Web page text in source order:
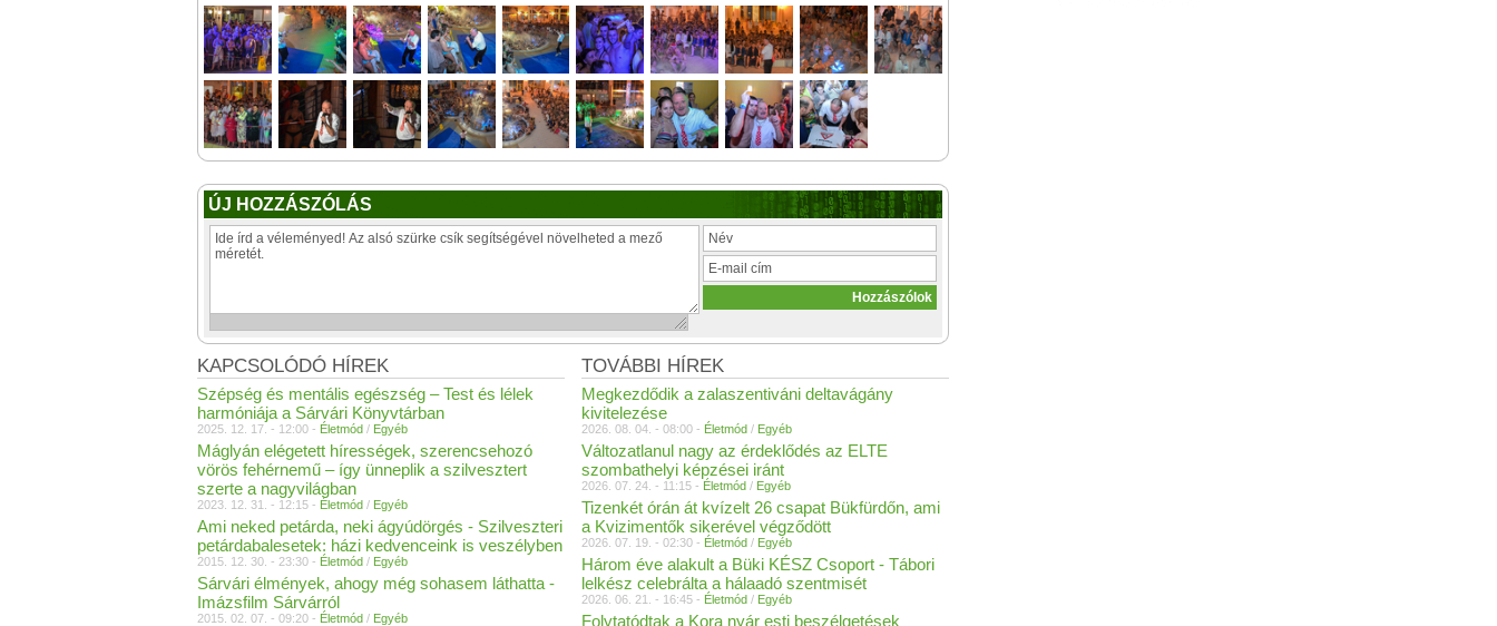
ÚJ HOZZÁSZÓLÁS
TOVÁBBI HÍREK
Megkezdődik a zalaszentiváni deltavágány
kivitelezése
2026. 08. 04. - 08:00 - Életmód / Egyéb
Változatlanul nagy az érdeklődés az ELTE
szombathelyi képzései iránt
2026. 07. 24. - 11:15 - Életmód / Egyéb
Tizenkét órán át kvízelt 26 csapat Bükfürdőn, ami
a Kvizimentők sikerével végződött
2026. 07. 19. - 02:30 - Életmód / Egyéb
Három éve alakult a Büki KÉSZ Csoport - Tábori
lelkész celebrálta a hálaadó szentmisét
2026. 06. 21. - 16:45 - Életmód / Egyéb
Folytatódtak a Kora nyár esti beszélgetések
KAPCSOLÓDÓ HÍREK
Szépség és mentális egészség – Test és lélek
harmóniája a Sárvári Könyvtárban
2025. 12. 17. - 12:00 - Életmód / Egyéb
Máglyán elégetett hírességek, szerencsehozó
vörös fehérnemű – így ünneplik a szilvesztert
szerte a nagyvilágban
2023. 12. 31. - 12:15 - Életmód / Egyéb
Ami neked petárda, neki ágyúdörgés - Szilveszteri
petárdabalesetek: házi kedvenceink is veszélyben
2015. 12. 30. - 23:30 - Életmód / Egyéb
Sárvári élmények, ahogy még sohasem láthatta -
Imázsfilm Sárvárról
2015. 02. 07. - 09:20 - Életmód / Egyéb